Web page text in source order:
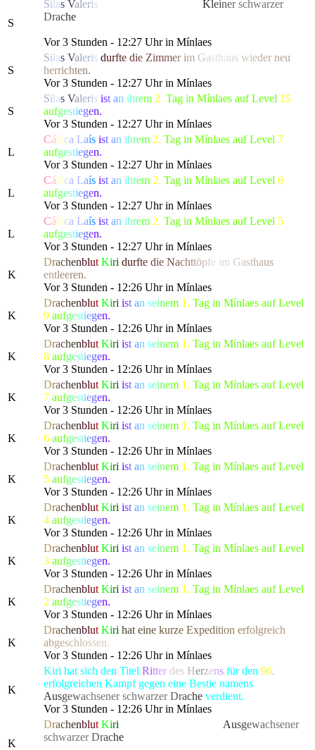
S
Si as Valeris Kleinerschwarzer
Drache
Vor 3 Stunden - 12:27 Uhr in Mínlaes
S
Silas Valeris durfte die Zimmer im Gasthaus wieder neu
herrichten.
Vor 3 Stunden - 12:27 Uhr in Mínlaes
S
Silas Valeris ist an ihrem 2. Tag in Mínlaes auf Level 15
aufgestiegen.
Vor 3 Stunden - 12:27 Uhr in Mínlaes
L
Cálëca Laís ist an ihrem 2. Tag in Mínlaes auf Level 7
aufgestiegen.
Vor 3 Stunden - 12:27 Uhr in Mínlaes
L
Cálëca Laís ist an ihrem 2. Tag in Mínlaes auf Level 6
aufgestiegen.
Vor 3 Stunden - 12:27 Uhr in Mínlaes
L
Cálëca Laís ist an ihrem 2. Tag in Mínlaes auf Level 5
aufgestiegen.
Vor 3 Stunden - 12:27 Uhr in Mínlaes
K
Drachenblut Kiri durfte die Nachttöpfe im Gasthaus
entleeren.
Vor 3 Stunden - 12:26 Uhr in Mínlaes
K
Drachenblut Kiri ist an seinem 1. Tag in Mínlaes auf Level
9 aufgestiegen.
Vor 3 Stunden - 12:26 Uhr in Mínlaes
K
Drachenblut Kiri ist an seinem 1. Tag in Mínlaes auf Level
8 aufgestiegen.
Vor 3 Stunden - 12:26 Uhr in Mínlaes
K
Drachenblut Kiri ist an seinem 1. Tag in Mínlaes auf Level
7 aufgestiegen.
Vor 3 Stunden - 12:26 Uhr in Mínlaes
K
Drachenblut Kiri ist an seinem 1. Tag in Mínlaes auf Level
6 aufgestiegen.
Vor 3 Stunden - 12:26 Uhr in Mínlaes
K
Drachenblut Kiri ist an seinem 1. Tag in Mínlaes auf Level
5 aufgestiegen.
Vor 3 Stunden - 12:26 Uhr in Mínlaes
K
Drachenblut Kiri ist an seinem 1. Tag in Mínlaes auf Level
4 aufgestiegen.
Vor 3 Stunden - 12:26 Uhr in Mínlaes
K
Drachenblut Kiri ist an seinem 1. Tag in Mínlaes auf Level
3 aufgestiegen.
Vor 3 Stunden - 12:26 Uhr in Mínlaes
K
Drachenblut Kiri ist an seinem 1. Tag in Mínlaes auf Level
2 aufgestiegen.
Vor 3 Stunden - 12:26 Uhr in Mínlaes
K
Drachenblut Kiri hat eine kurze Expedition erfolgreich
abgeschlossen.
Vor 3 Stunden - 12:26 Uhr in Mínlaes
K
Kiri hat sich den Titel Ritter des Herzens für den 96.
erfolgreichen Kampf gegen eine Bestie namens
Ausgewachsener schwarzer Drache verdient.
Vor 3 Stunden - 12:26 Uhr in Mínlaes
K
Drachenblut Kiri Ausgewachsener
schwarzer Drache